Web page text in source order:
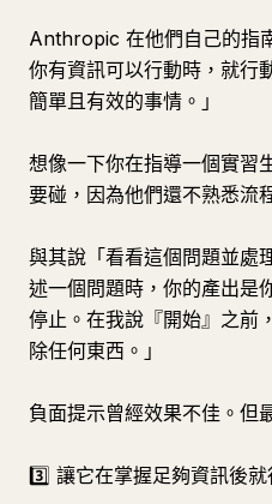
Anthropic 在他們自己的指
你有資訊可以行動時，就行
簡單且有效的事情。」
想像一下你在指導一個實習
要碰，因為他們還不熟悉流
與其說「看看這個問題並處
述一個問題時，你的產出是
停止。在我說『開始』之前
除任何東西。」
負面提示曾經效果不佳。但
3️⃣ 讓它在掌握足夠資訊後就